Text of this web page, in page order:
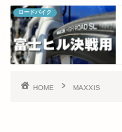
ロードバイク
HOME MAXXIS